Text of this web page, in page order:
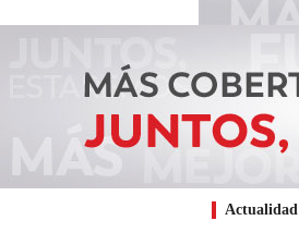
Actualidad